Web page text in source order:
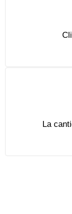
La